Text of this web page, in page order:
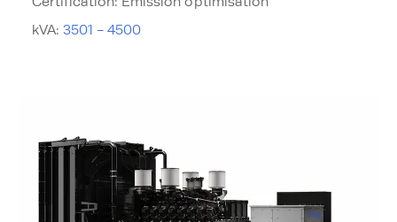
kVA:3501 - 4500